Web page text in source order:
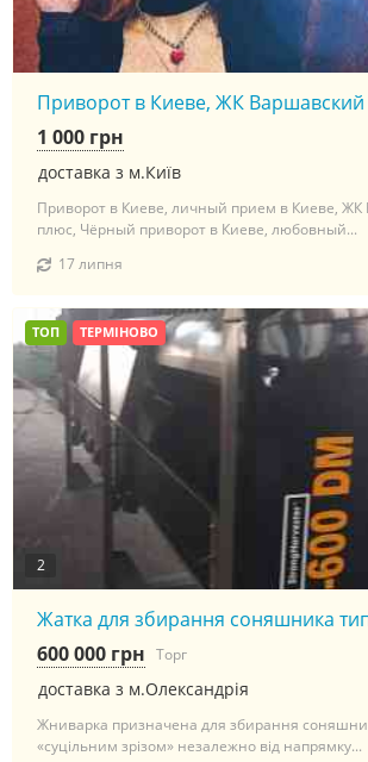
Приворот в Киеве, ЖК
доставка з м.Київ
1 000 грн
Приворот в Киеве, личный прием в Киеве, ЖК
плюс, Чёрный приворот в Киеве, любовный...
17 липня
ТОП ТЕРМІНОВО
2
Жатка для збирання соняшника
доставка з м.Олександрія
600 000 грн Торг
Жниварка призначена для збирання
«суцільним зрізом» незалежно від напрямку...